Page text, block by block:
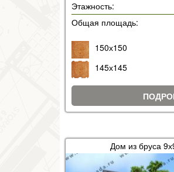
Этажность:
Общая площадь:
150х150
145х145
Дом из бруса